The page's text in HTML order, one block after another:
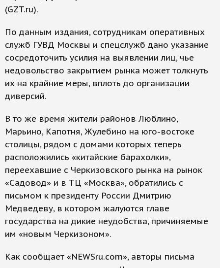
(GZT.ru).
По данным издания, сотрудникам оперативных
служб ГУВД Москвы и спецслужб дано указание
сосредоточить усилия на выявлении лиц, чье
недовольство закрытием рынка может толкнуть
их на крайние меры, вплоть до организации
диверсий.
В то же время жители районов Люблино,
Марьино, Капотня, Жулебино на юго-востоке
столицы, рядом с домами которых теперь
расположились «китайские барахолки»,
переехавшие с Черкизовского рынка на рынок
«Садовод» и в ТЦ «Москва», обратились с
письмом к президенту России Дмитрию
Медведеву, в котором жалуются главе
государства на дикие неудобства, причиняемые
им «новым Черкизоном».
Как сообщает «NEWSru.com», авторы письма